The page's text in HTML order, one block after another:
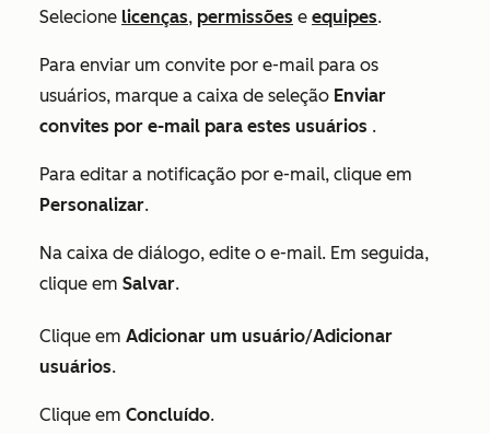
Selecione licenças, permissões e equipes.
Para enviar um convite por e-mail para os
usuários, marque a caixa de seleção Enviar
convites por e-mail para estes usuários .
Para editar a notificação por e-mail, clique em
Personalizar.
Na caixa de diálogo, edite o e-mail. Em seguida,
clique em Salvar.
Clique em Adicionar um usuário/Adicionar
usuários.
Clique em Concluído.